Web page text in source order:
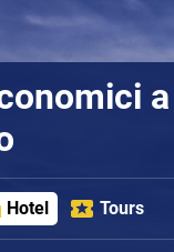
Hotel Tours